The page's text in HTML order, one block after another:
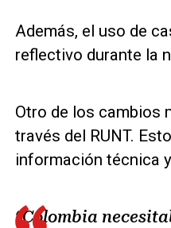
Además, el uso de
reflectivo durante la
Otro de los cambios
través del RUNT.
información técnica
“Colombia